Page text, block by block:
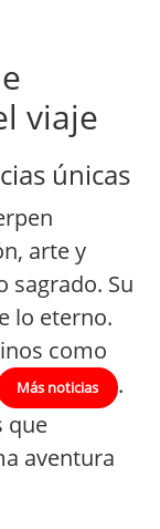
viaje
únicas
arte y
sagrado. Su
lo eterno.
como
Más noticias
.
que
aventura